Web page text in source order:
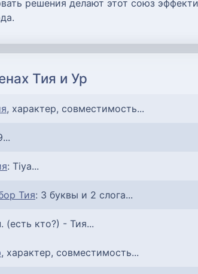
решения делают этот союз
Тия и Ур
, характер, совместимость...
: Tiya...
Тия: 3 буквы и 2 слога...
(есть кто?) - Тия...
, характер, совместимость...